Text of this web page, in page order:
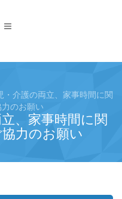
・介護の両立、家事時間に関
のお願い
、家事時間に関
力のお願い